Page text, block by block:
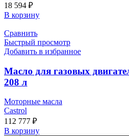
18 594 ₽
В корзину
Сравнить
Быстрый просмотр
Добавить в избранное
Масло для газовых
208 л
Моторные масла
Castrol
112 777 ₽
В корзину